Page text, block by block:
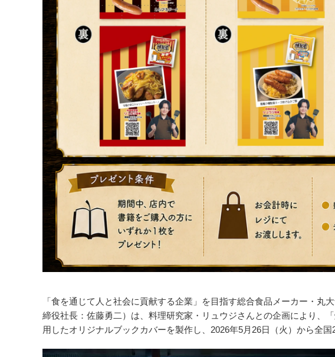
「食を通じて人と社会に貢献する企業」を目指す総合食品メーカー・丸
締役社長：佐藤勇二）は、料理研究家・リュウジさんとの企画により、
用したオリジナルブックカバーを製作し、2026年5月26日（火）から全国